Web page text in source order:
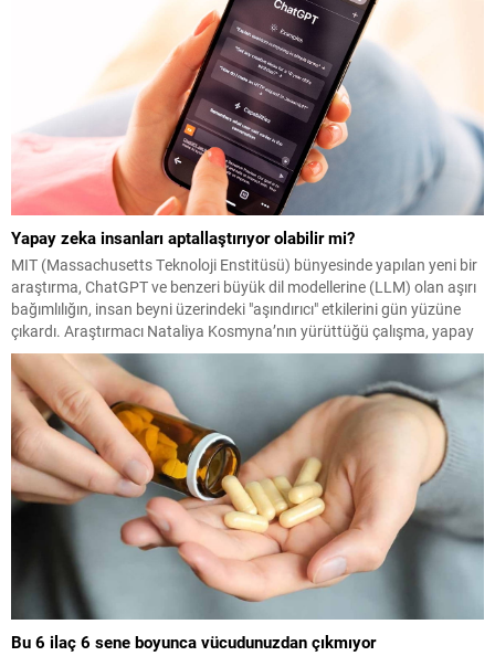
Yapay zeka insanları aptallaştırıyor olabilir mi?
MIT (Massachusetts Teknoloji Enstitüsü) bünyesinde yapılan yeni bir
araştırma, ChatGPT ve benzeri büyük dil modellerine (LLM) olan aşırı
bağımlılığın, insan beyni üzerindeki "aşındırıcı" etkilerini gün yüzüne
çıkardı. Araştırmacı Nataliya Kosmyna’nın yürüttüğü çalışma, yapay
zekaya bilişsel yük devretmenin hafıza kaybından yaratıcılık
eksikliğine, hatta uzun vadede bilişsel gerilemeye yol açabileceğini
gösteriyor.
Bu 6 ilaç 6 sene boyunca vücudunuzdan çıkmıyor